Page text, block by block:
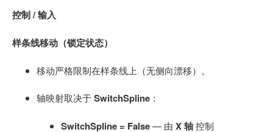
控制 / 输入
样条线移动（锁定状态）
移动严格限制在样条线上（无侧向漂移）。
轴映射取决于SwitchSpline ：
SwitchSpline = False— 由 X 轴控制